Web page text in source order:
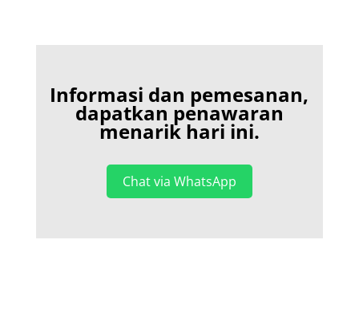
Informasi dan pemesanan,
dapatkan penawaran
menarik hari ini.
Chat via WhatsApp